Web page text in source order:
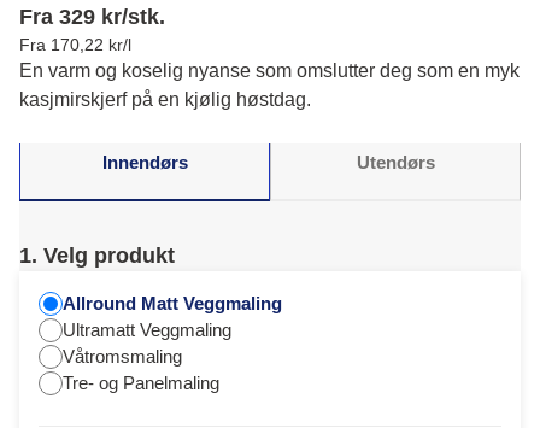
Fra 329 kr/stk.
Fra 170,22 kr/l
En varm og koselig nyanse som omslutter deg som en myk
kasjmirskjerf på en kjølig høstdag.
Innendørs Utendørs
1. Velg produkt
Allround Matt Veggmaling
Ultramatt Veggmaling
Våtromsmaling
Tre- og Panelmaling